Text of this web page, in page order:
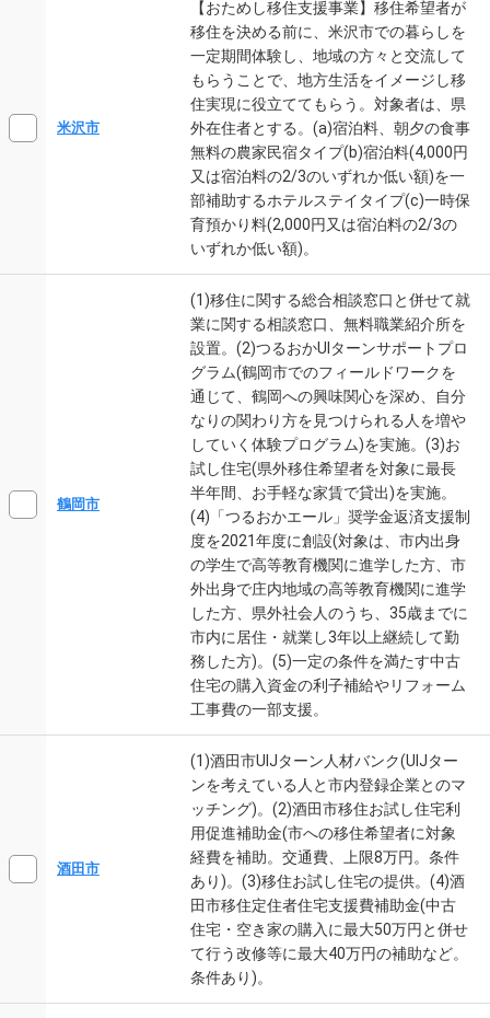
米沢市
【おためし移住支援事業】移住希望者が
移住を決める前に、米沢市での暮らしを
一定期間体験し、地域の方々と交流して
もらうことで、地方生活をイメージし移
住実現に役立ててもらう。対象者は、県
外在住者とする。(a)宿泊料、朝夕の食事
無料の農家民宿タイプ(b)宿泊料(4,000円
又は宿泊料の2/3のいずれか低い額)を一
部補助するホテルステイタイプ(c)一時保
育預かり料(2,000円又は宿泊料の2/3の
いずれか低い額)。
鶴岡市
(1)移住に関する総合相談窓口と併せて就
業に関する相談窓口、無料職業紹介所を
設置。(2)つるおかUIターンサポートプロ
グラム(鶴岡市でのフィールドワークを
通じて、鶴岡への興味関心を深め、自分
なりの関わり方を見つけられる人を増や
していく体験プログラム)を実施。(3)お
試し住宅(県外移住希望者を対象に最長
半年間、お手軽な家賃で貸出)を実施。
(4)「つるおかエール」奨学金返済支援制
度を2021年度に創設(対象は、市内出身
の学生で高等教育機関に進学した方、市
外出身で庄内地域の高等教育機関に進学
した方、県外社会人のうち、35歳までに
市内に居住・就業し3年以上継続して勤
務した方)。(5)一定の条件を満たす中古
住宅の購入資金の利子補給やリフォーム
工事費の一部支援。
酒田市
(1)酒田市UIJターン人材バンク(UIJター
ンを考えている人と市内登録企業とのマ
ッチング)。(2)酒田市移住お試し住宅利
用促進補助金(市への移住希望者に対象
経費を補助。交通費、上限8万円。条件
あり)。(3)移住お試し住宅の提供。(4)酒
田市移住定住者住宅支援費補助金(中古
住宅・空き家の購入に最大50万円と併せ
て行う改修等に最大40万円の補助など。
条件あり)。